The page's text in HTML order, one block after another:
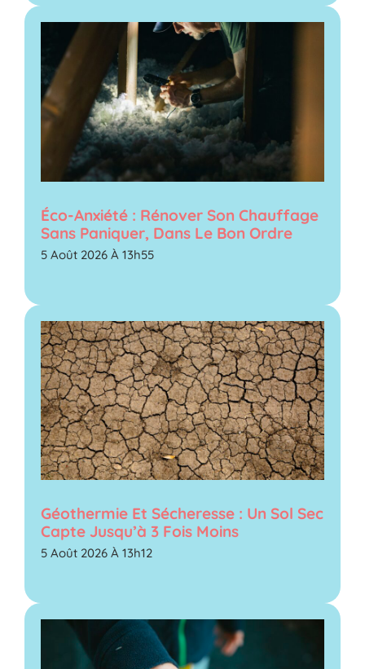
Éco-Anxiété : Rénover Son Chauffage
Sans Paniquer, Dans Le Bon Ordre
5 Août 2026 À 13h55
Géothermie Et Sécheresse : Un Sol Sec
Capte Jusqu’à 3 Fois Moins
5 Août 2026 À 13h12